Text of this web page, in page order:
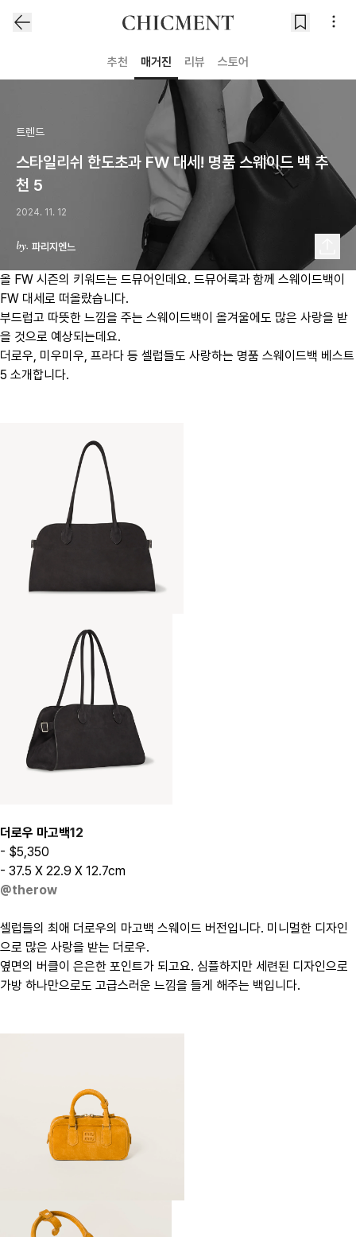
추천 매거진 리뷰 스토어
트렌드
스타일리쉬 한도초과 FW 대세! 명품 스웨이드 백 추
천 5
2024. 11. 12
파리지엔느
올 FW 시즌의 키워드는 드뮤어인데요. 드뮤어룩과 함께 스웨이드백이
FW 대세로 떠올랐습니다.
부드럽고 따뜻한 느낌을 주는 스웨이드백이 올겨울에도 많은 사랑을 받
을 것으로 예상되는데요.
더로우, 미우미우, 프라다 등 셀럽들도 사랑하는 명품 스웨이드백 베스트
5 소개합니다.
더로우 마고백12
- $5,350
- 37.5 X 22.9 X 12.7cm
@therow
셀럽들의 최애 더로우의 마고백 스웨이드 버전입니다. 미니멀한 디자인
으로 많은 사랑을 받는 더로우.
옆면의 버클이 은은한 포인트가 되고요. 심플하지만 세련된 디자인으로
가방 하나만으로도 고급스러운 느낌을 들게 해주는 백입니다.